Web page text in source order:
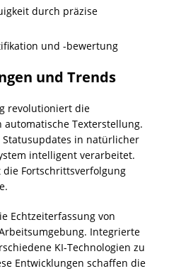
durch präzise
und -bewertung
und Trends
revolutioniert die
Texterstellung.
in natürlicher
intelligent verarbeitet.
Fortschrittsverfolgung
Echtzeiterfassung von
Integrierte
KI-Technologien zu
Entwicklungen schaffen die